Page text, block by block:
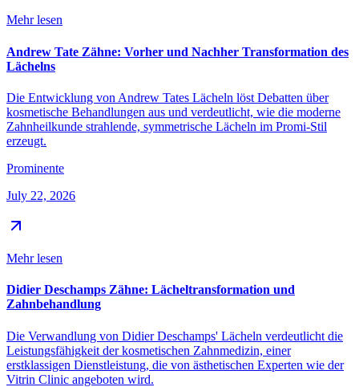
Mehr lesen
Andrew Tate Zähne: Vorher und Nachher Transformation des
Lächelns
Die Entwicklung von Andrew Tates Lächeln löst Debatten über
kosmetische Behandlungen aus und verdeutlicht, wie die moderne
Zahnheilkunde strahlende, symmetrische Lächeln im Promi-Stil
erzeugt.
Prominente
July 22, 2026
Mehr lesen
Didier Deschamps Zähne: Lächeltransformation und
Zahnbehandlung
Die Verwandlung von Didier Deschamps' Lächeln verdeutlicht die
Leistungsfähigkeit der kosmetischen Zahnmedizin, einer
erstklassigen Dienstleistung, die von ästhetischen Experten wie der
Vitrin Clinic angeboten wird.